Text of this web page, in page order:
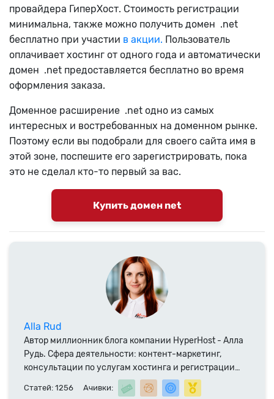
провайдера ГиперХост. Стоимость регистрации
минимальна, также можно получить домен .net
бесплатно при участии в акции. Пользователь
оплачивает хостинг от одного года и автоматически
домен .net предоставляется бесплатно во время
оформления заказа.
Доменное расширение .net одно из самых
интересных и востребованных на доменном рынке.
Поэтому если вы подобрали для своего сайта имя в
этой зоне, поспешите его зарегистрировать, пока
это не сделал кто-то первый за вас.
Купить домен net
Alla Rud
Автор миллионник блога компании HyperHost - Алла
Рудь. Сфера деятельности: контент-маркетинг,
консультации по услугам хостинга и регистрации
доменных имен. Специалист компании HyperHost.UA
Статей: 1256 Ачивки: